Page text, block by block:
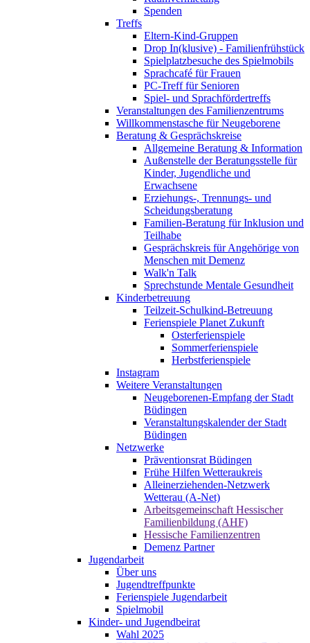
Spenden
Treffs
Eltern-Kind-Gruppen
Drop In(klusive) - Familienfrühstück
Spielplatzbesuche des Spielmobils
Sprachcafé für Frauen
PC-Treff für Senioren
Spiel- und Sprachfördertreffs
Veranstaltungen des Familienzentrums
Willkommenstasche für Neugeborene
Beratung & Gesprächskreise
Allgemeine Beratung & Information
Außenstelle der Beratungsstelle für
Kinder, Jugendliche und
Erwachsene
Erziehungs-, Trennungs- und
Scheidungsberatung
Familien-Beratung für Inklusion und
Teilhabe
Gesprächskreis für Angehörige von
Menschen mit Demenz
Walk'n Talk
Sprechstunde Mentale Gesundheit
Kinderbetreuung
Teilzeit-Schulkind-Betreuung
Ferienspiele Planet Zukunft
Osterferienspiele
Sommerferienspiele
Herbstferienspiele
Instagram
Weitere Veranstaltungen
Neugeborenen-Empfang der Stadt
Büdingen
Veranstaltungskalender der Stadt
Büdingen
Netzwerke
Präventionsrat Büdingen
Frühe Hilfen Wetteraukreis
Alleinerziehenden-Netzwerk
Wetterau (A-Net)
Arbeitsgemeinschaft Hessischer
Familienbildung (AHF)
Hessische Familienzentren
Demenz Partner
Jugendarbeit
Über uns
Jugendtreffpunkte
Ferienspiele Jugendarbeit
Spielmobil
Kinder- und Jugendbeirat
Wahl 2025